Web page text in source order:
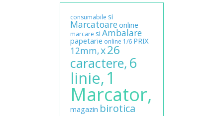
consumabile si
Marcatoareonline
marcare si Ambalare
papetarie online 1/6 PRIX
12mm,x26
caractere, 6
linie,1
Marcator,
magazin birotica